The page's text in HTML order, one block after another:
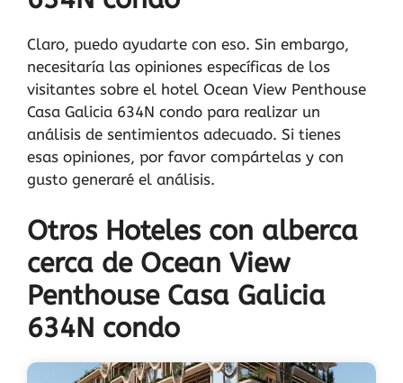
Claro, puedo ayudarte con eso. Sin embargo,
necesitaría las opiniones específicas de los
visitantes sobre el hotel Ocean View Penthouse
Casa Galicia 634N condo para realizar un
análisis de sentimientos adecuado. Si tienes
esas opiniones, por favor compártelas y con
gusto generaré el análisis.
Otros Hoteles con alberca
cerca de Ocean View
Penthouse Casa Galicia
634N condo